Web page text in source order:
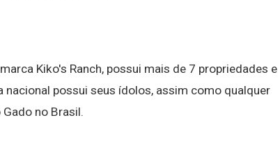
Kiko's Ranch, possui mais de 7 propriedades e
nacional possui seus ídolos, assim como qualquer
no Brasil.